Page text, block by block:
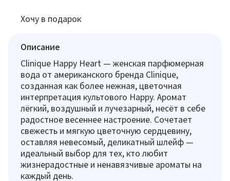
Хочу в подарок
Описание
Clinique Happy Heart — женская парфюмерная
вода от американского бренда Clinique,
созданная как более нежная, цветочная
интерпретация культового Happy. Аромат
лёгкий, воздушный и лучезарный, несёт в себе
радостное весеннее настроение. Сочетает
свежесть и мягкую цветочную сердцевину,
оставляя невесомый, деликатный шлейф —
идеальный выбор для тех, кто любит
жизнерадостные и ненавязчивые ароматы на
каждый день.